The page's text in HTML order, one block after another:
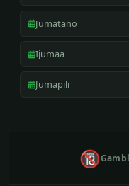
Jumatano
Ijumaa
Jumapili
🔞